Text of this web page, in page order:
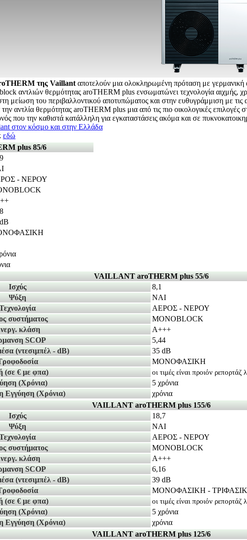
της Vaillant αποτελούν μια ολοκληρωμένη πρόταση με γερμανική
αντλιών θερμότητας aroTHERM plus ενσωματώνει τεχνολογία αιχμής,
μείωση του περιβαλλοντικού αποτυπώματος και στην ευθυγράμμιση με
αντλία θερμότητας aroTHERM plus μια από τις πιο οικολογικές επιλογές
που την καθιστά κατάλληλη για εγκαταστάσεις ακόμα και σε
στον κόσμο και στην Ελλάδα
εδώ
plus 85/6
- ΝΕΡΟΥ
VAILLANT aroTHERM plus 55/6
Ισχύς
8,1
Ψύξη
ΝΑΙ
ΑΕΡΟΣ - ΝΕΡΟΥ
συστήματος
MONOBLOCK
κλάση
A+++
SCOP
5,44
(ντεσιμπέλ - dB)
35 dB
ΜΟΝΟΦΑΣΙΚΗ
(σε € με φπα) οι τιμές είναι προιόν
(Χρόνια)
5 χρόνια
Εγγύηση (Χρόνια)
χρόνια
VAILLANT aroTHERM plus 155/6
Ισχύς
18,7
Ψύξη
ΝΑΙ
ΑΕΡΟΣ - ΝΕΡΟΥ
συστήματος
MONOBLOCK
κλάση
A+++
SCOP
6,16
(ντεσιμπέλ - dB)
39 dB
ΜΟΝΟΦΑΣΙΚΗ -
(σε € με φπα) οι τιμές είναι προιόν
(Χρόνια)
5 χρόνια
Εγγύηση (Χρόνια)
χρόνια
VAILLANT aroTHERM plus 125/6